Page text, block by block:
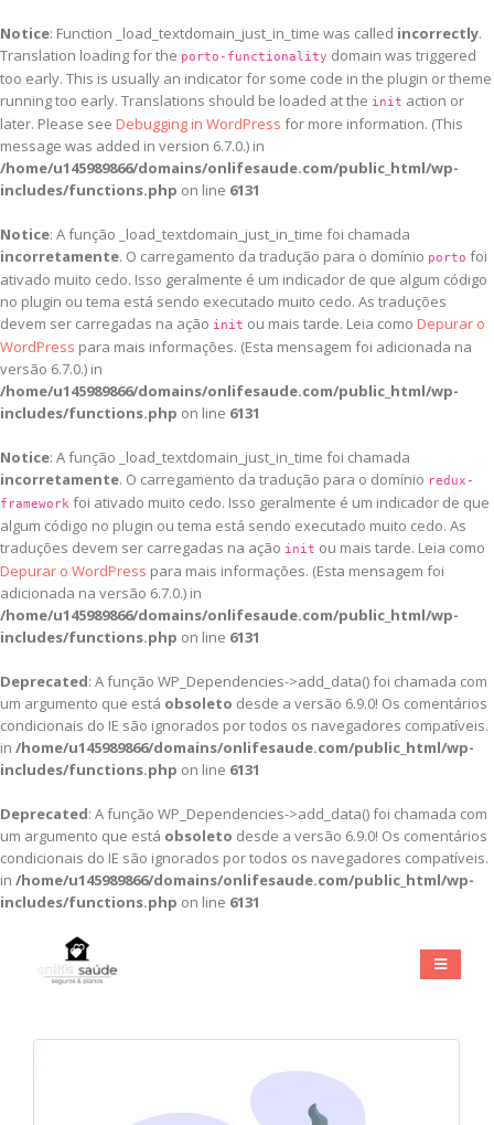
Notice: Function _load_textdomain_just_in_time was called incorrectly.
Translation loading for the porto-functionality domain was triggered
too early. This is usually an indicator for some code in the plugin or theme
running too early. Translations should be loaded at the init action or
later. Please see Debugging in WordPress for more information. (This
message was added in version 6.7.0.) in
/home/u145989866/domains/onlifesaude.com/public_html/wp-
includes/functions.php on line 6131
Notice: A função _load_textdomain_just_in_time foi chamada
incorretamente. O carregamento da tradução para o domínio porto foi
ativado muito cedo. Isso geralmente é um indicador de que algum código
no plugin ou tema está sendo executado muito cedo. As traduções
devem ser carregadas na ação init ou mais tarde. Leia como Depurar o
WordPress para mais informações. (Esta mensagem foi adicionada na
versão 6.7.0.) in
/home/u145989866/domains/onlifesaude.com/public_html/wp-
includes/functions.php on line 6131
Notice: A função _load_textdomain_just_in_time foi chamada
incorretamente. O carregamento da tradução para o domínio redux-
framework foi ativado muito cedo. Isso geralmente é um indicador de que
algum código no plugin ou tema está sendo executado muito cedo. As
traduções devem ser carregadas na ação init ou mais tarde. Leia como
Depurar o WordPress para mais informações. (Esta mensagem foi
adicionada na versão 6.7.0.) in
/home/u145989866/domains/onlifesaude.com/public_html/wp-
includes/functions.php on line 6131
Deprecated: A função WP_Dependencies->add_data() foi chamada com
um argumento que está obsoleto desde a versão 6.9.0! Os comentários
condicionais do IE são ignorados por todos os navegadores compatíveis.
in /home/u145989866/domains/onlifesaude.com/public_html/wp-
includes/functions.php on line 6131
Deprecated: A função WP_Dependencies->add_data() foi chamada com
um argumento que está obsoleto desde a versão 6.9.0! Os comentários
condicionais do IE são ignorados por todos os navegadores compatíveis.
in /home/u145989866/domains/onlifesaude.com/public_html/wp-
includes/functions.php on line 6131